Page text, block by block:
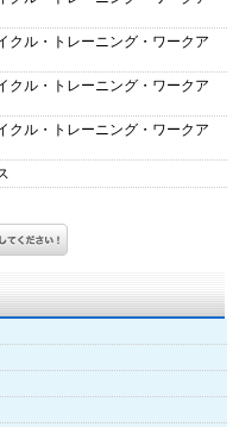
ル・トレーニング・ワークア
ル・トレーニング・ワークア
ル・トレーニング・ワークア